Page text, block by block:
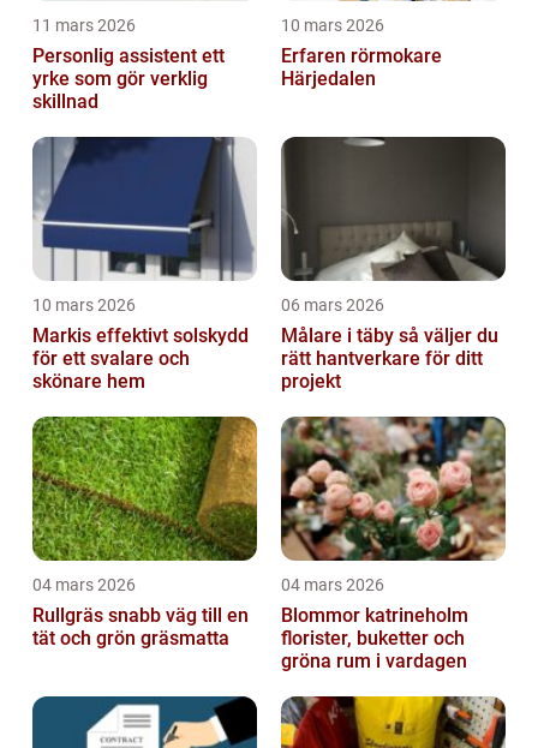
11 mars 2026
Personlig assistent ett
yrke som gör verklig
skillnad
10 mars 2026
Erfaren rörmokare
Härjedalen
10 mars 2026
Markis effektivt solskydd
för ett svalare och
skönare hem
06 mars 2026
Målare i täby så väljer du
rätt hantverkare för ditt
projekt
04 mars 2026
Rullgräs snabb väg till en
tät och grön gräsmatta
04 mars 2026
Blommor katrineholm
florister, buketter och
gröna rum i vardagen